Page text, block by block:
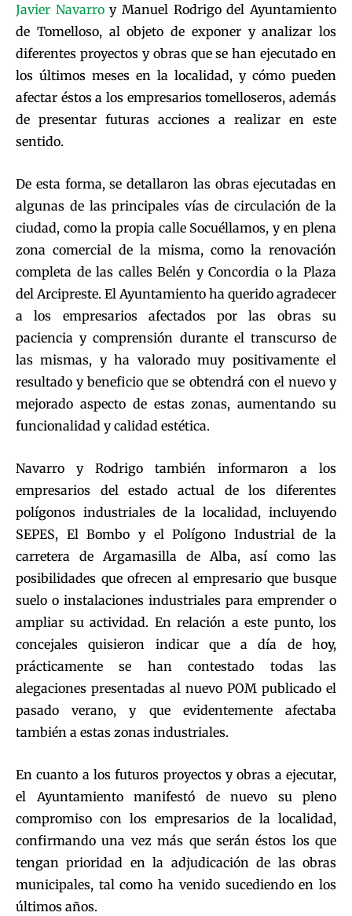
Javier Navarroy Manuel Rodrigo del Ayuntamiento
de Tomelloso, al objeto de exponer y analizar los
diferentes proyectos y obras que se han ejecutado en
los últimos meses en la localidad, y cómo pueden
afectar éstos a los empresarios tomelloseros, además
de presentar futuras acciones a realizar en este
sentido.
De esta forma, se detallaron las obras ejecutadas en
algunas de las principales vías de circulación de la
ciudad, como la propia calle Socuéllamos, y en plena
zona comercial de la misma, como la renovación
completa de las calles Belén y Concordia o la Plaza
del Arcipreste. El Ayuntamiento ha querido agradecer
a los empresarios afectados por las obras su
paciencia y comprensión durante el transcurso de
las mismas, y ha valorado muy positivamente el
resultado y beneficio que se obtendrá con el nuevo y
mejorado aspecto de estas zonas, aumentando su
funcionalidad y calidad estética.
Navarro y Rodrigo también informaron a los
empresarios del estado actual de los diferentes
polígonos industriales de la localidad, incluyendo
SEPES, El Bombo y el Polígono Industrial de la
carretera de Argamasilla de Alba, así como las
posibilidades que ofrecen al empresario que busque
suelo o instalaciones industriales para emprender o
ampliar su actividad. En relación a este punto, los
concejales quisieron indicar que a día de hoy,
prácticamente se han contestado todas las
alegaciones presentadas al nuevo POM publicado el
pasado verano, y que evidentemente afectaba
también a estas zonas industriales.
En cuanto a los futuros proyectos y obras a ejecutar,
el Ayuntamiento manifestó de nuevo su pleno
compromiso con los empresarios de la localidad,
confirmando una vez más que serán éstos los que
tengan prioridad en la adjudicación de las obras
municipales, tal como ha venido sucediendo en los
últimos años.